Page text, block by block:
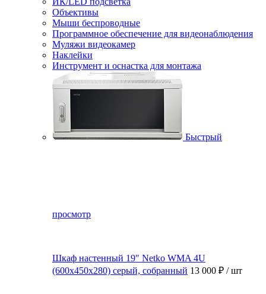
Объективы
Мыши беспроводные
Программное обеспечение для видеонаблюдения
Муляжи видеокамер
Наклейки
Инструмент и оснастка для монтажа
Быстрый
просмотр
Шкаф настенный 19″ Netko WMA 4U
(600x450x280) серый, собранный 13 000 ₽ / шт